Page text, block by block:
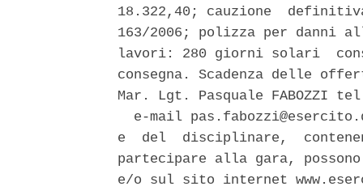
18.322,40; cauzione
163/2006; polizza per danni
lavori: 280 giorni solari
consegna. Scadenza delle
Mar. Lgt. Pasquale FABOZZI
e-mail
e  del  disciplinare,
partecipare alla gara,
e/o sul sito internet